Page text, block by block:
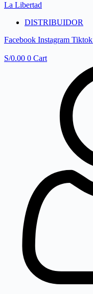
La Libertad
DISTRIBUIDOR
Facebook Instagram Tiktok
S/0.00 0 Cart